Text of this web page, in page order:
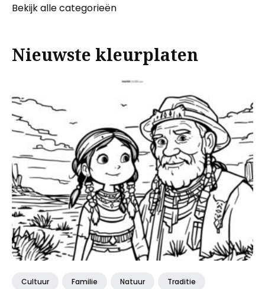
Bekijk alle categorieën
Nieuwste kleurplaten
Cultuur Familie Natuur Traditie